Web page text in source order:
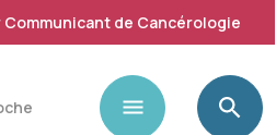
Communicant de Cancérologie